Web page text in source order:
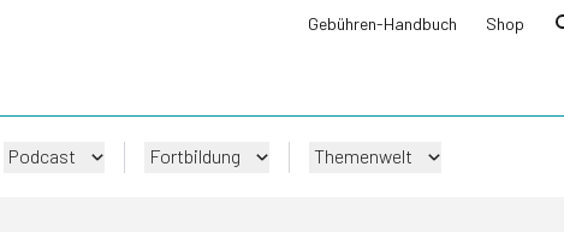
Gebühren-Handbuch Shop
Podcast Fortbildung Themenwelt